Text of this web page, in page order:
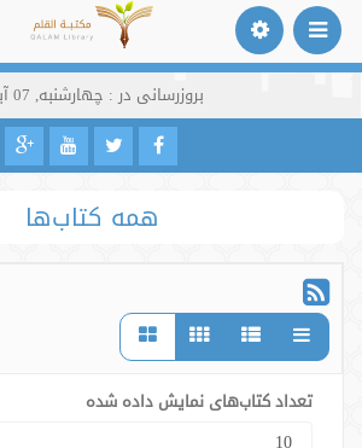
بروزرسانی در : چهارشنبه, 07 آبان 1399
همه کتاب‌ها
تعداد کتاب‌های نمایش داده شده